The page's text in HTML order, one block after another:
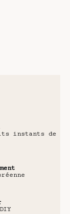
instants de